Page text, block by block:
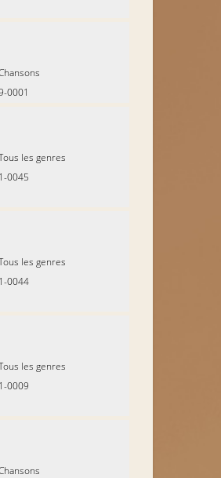
0001
les genres
1-0045
les genres
1-0044
les genres
1-0009